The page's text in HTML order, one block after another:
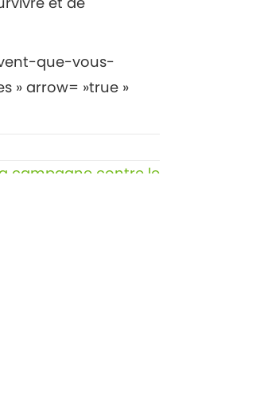
que-vous-
arrow= »true »
campagne contre le